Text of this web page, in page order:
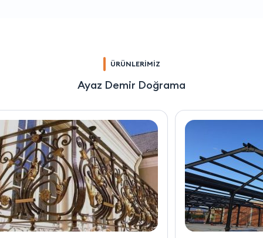
ÜRÜNLERİMİZ
Ayaz Demir Doğrama